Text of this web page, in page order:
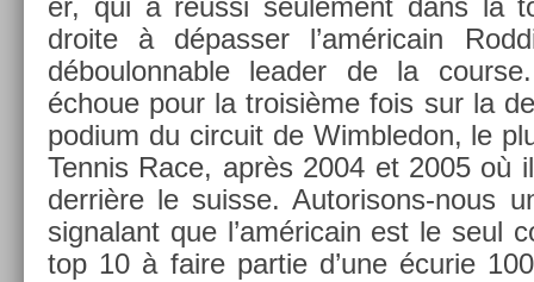
er, qui a réussi seule­ment dans la
droite à dépass­er l’américain
déboulonn­able lead­er de la
échoue pour la troisiè­me fois sur la
podium du cir­cuit de Wimbledon, le
Ten­nis Race, après 2004 et 2005 où
derrière le suis­se. Autorisons-nous
sig­nalant que l’américain est le seul
top 10 à faire par­tie d’une écurie